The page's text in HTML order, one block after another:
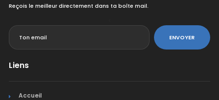
Reçois le meilleur directement dans ta boîte mail.
ENVOYER
Liens
Accueil